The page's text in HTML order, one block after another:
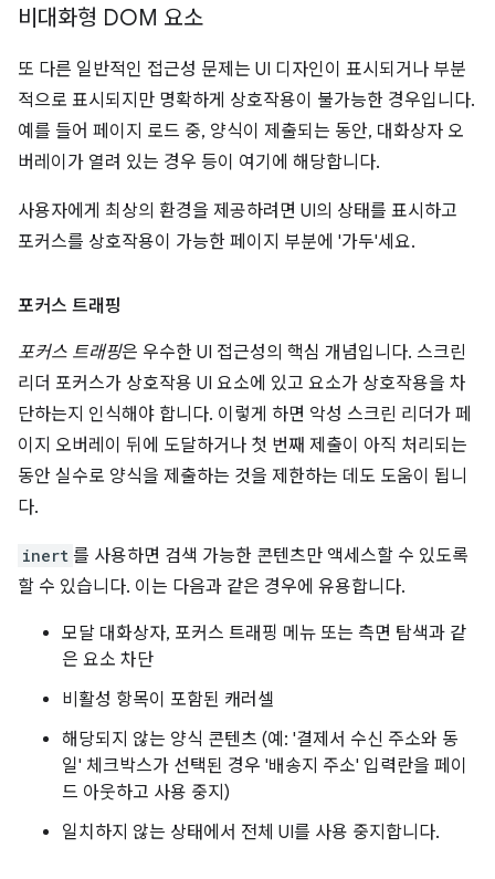
비대화형 DOM 요소
또 다른 일반적인 접근성 문제는 UI 디자인이 표시되거나 부분
적으로 표시되지만 명확하게 상호작용이 불가능한 경우입니다.
예를 들어 페이지 로드 중, 양식이 제출되는 동안, 대화상자 오
버레이가 열려 있는 경우 등이 여기에 해당합니다.
사용자에게 최상의 환경을 제공하려면 UI의 상태를 표시하고
포커스를 상호작용이 가능한 페이지 부분에 '가두'세요.
포커스 트래핑
포커스 트래핑은 우수한 UI 접근성의 핵심 개념입니다. 스크린
리더 포커스가 상호작용 UI 요소에 있고 요소가 상호작용을 차
단하는지 인식해야 합니다. 이렇게 하면 악성 스크린 리더가 페
이지 오버레이 뒤에 도달하거나 첫 번째 제출이 아직 처리되는
동안 실수로 양식을 제출하는 것을 제한하는 데도 도움이 됩니
다.
inert 를 사용하면 검색 가능한 콘텐츠만 액세스할 수 있도록
할 수 있습니다. 이는 다음과 같은 경우에 유용합니다.
모달 대화상자, 포커스 트래핑 메뉴 또는 측면 탐색과 같
은 요소 차단
비활성 항목이 포함된 캐러셀
해당되지 않는 양식 콘텐츠 (예: '결제서 수신 주소와 동
일' 체크박스가 선택된 경우 '배송지 주소' 입력란을 페이
드 아웃하고 사용 중지)
일치하지 않는 상태에서 전체 UI를 사용 중지합니다.